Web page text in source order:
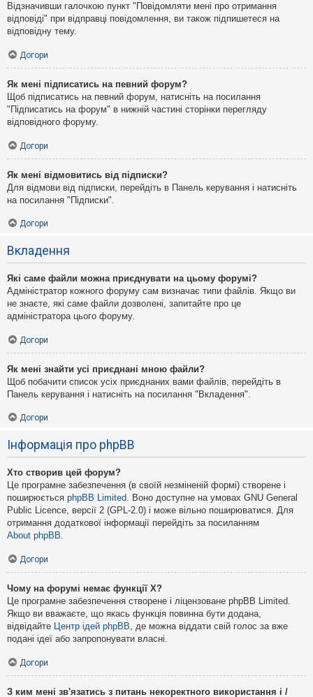
Відзначивши галочкою пункт "Повідомляти мені про отримання
відповіді" при відправці повідомлення, ви також підпишетеся на
відповідну тему.
Догори
Як мені підписатись на певний форум?
Щоб підписатись на певний форум, натисніть на посилання
"Підписатись на форум" в нижній частині сторінки перегляду
відповідного форуму.
Догори
Як мені відмовитись від підписки?
Для відмови від підписки, перейдіть в Панель керування і натисніть
на посилання "Підписки".
Догори
Вкладення
Які саме файли можна приєднувати на цьому форумі?
Адміністратор кожного форуму сам визначає типи файлів. Якщо ви
не знаєте, які саме файли дозволені, запитайте про це
адміністратора цього форуму.
Догори
Як мені знайти усі приєднані мною файли?
Щоб побачити список усіх приєднаних вами файлів, перейдіть в
Панель керування і натисніть на посилання "Вкладення".
Догори
Інформація про phpBB
Хто створив цей форум?
Це програмне забезпечення (в своїй незміненій формі) створене і
поширюється phpBB Limited. Воно доступне на умовах GNU General
Public Licence, версії 2 (GPL-2.0) і може вільно поширюватися. Для
отримання додаткової інформації перейдіть за посиланням
About phpBB.
Догори
Чому на форумі немає функції X?
Це програмне забезпечення створене і ліцензоване phpBB Limited.
Якщо ви вважаєте, що якась функція повинна бути додана,
відвідайте Центр ідей phpBB, де можна віддати свій голос за вже
подані ідеї або запропонувати власні.
Догори
З ким мені зв'язатись з питань некоректного використання і /